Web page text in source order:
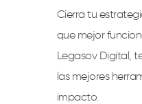
Cierra tu
que mejor
Legasov Digital,
las mejores
impacto.